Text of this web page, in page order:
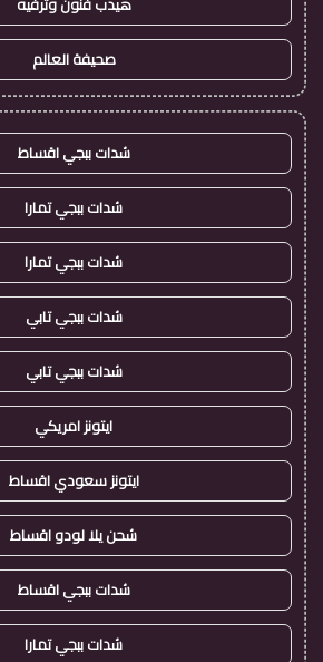
صحيفة العالم
شدات ببجي اقساط
شدات ببجي تمارا
شدات ببجي تمارا
شدات ببجي تابي
شدات ببجي تابي
ايتونز امريكي
ايتونز سعودي اقساط
شحن يلا لودو اقساط
شدات ببجي اقساط
شدات ببجي تمارا